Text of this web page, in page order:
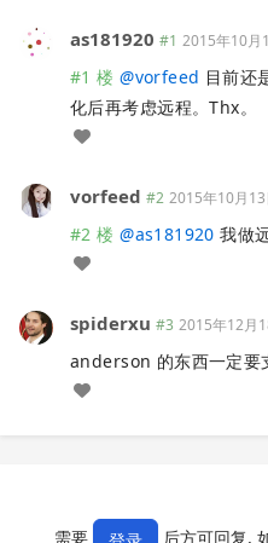
as181920 #1 2015年10月
#1 楼 @vorfeed 目前还
化后再考虑远程。Thx。
vorfeed #2 2015年10月13
#2 楼 @as181920 我做
spiderxu #3 2015年12月
anderson 的东西一定要
需要 后方可回复,